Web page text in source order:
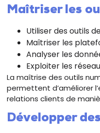
Maîtriser les
Utiliser des outils
Maîtriser les
Analyser les
Exploiter les
La maîtrise des outils
permettent d’améliorer
relations clients de
Développer